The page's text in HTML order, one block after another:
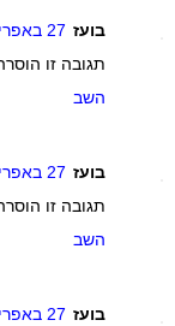
בועז 27 באפריל 2012 בשעה 11:20
תגובה זו
השב
בועז 27 באפריל 2012 בשעה 11:31
תגובה זו
השב
בועז 27 באפריל 2012 בשעה 11:35